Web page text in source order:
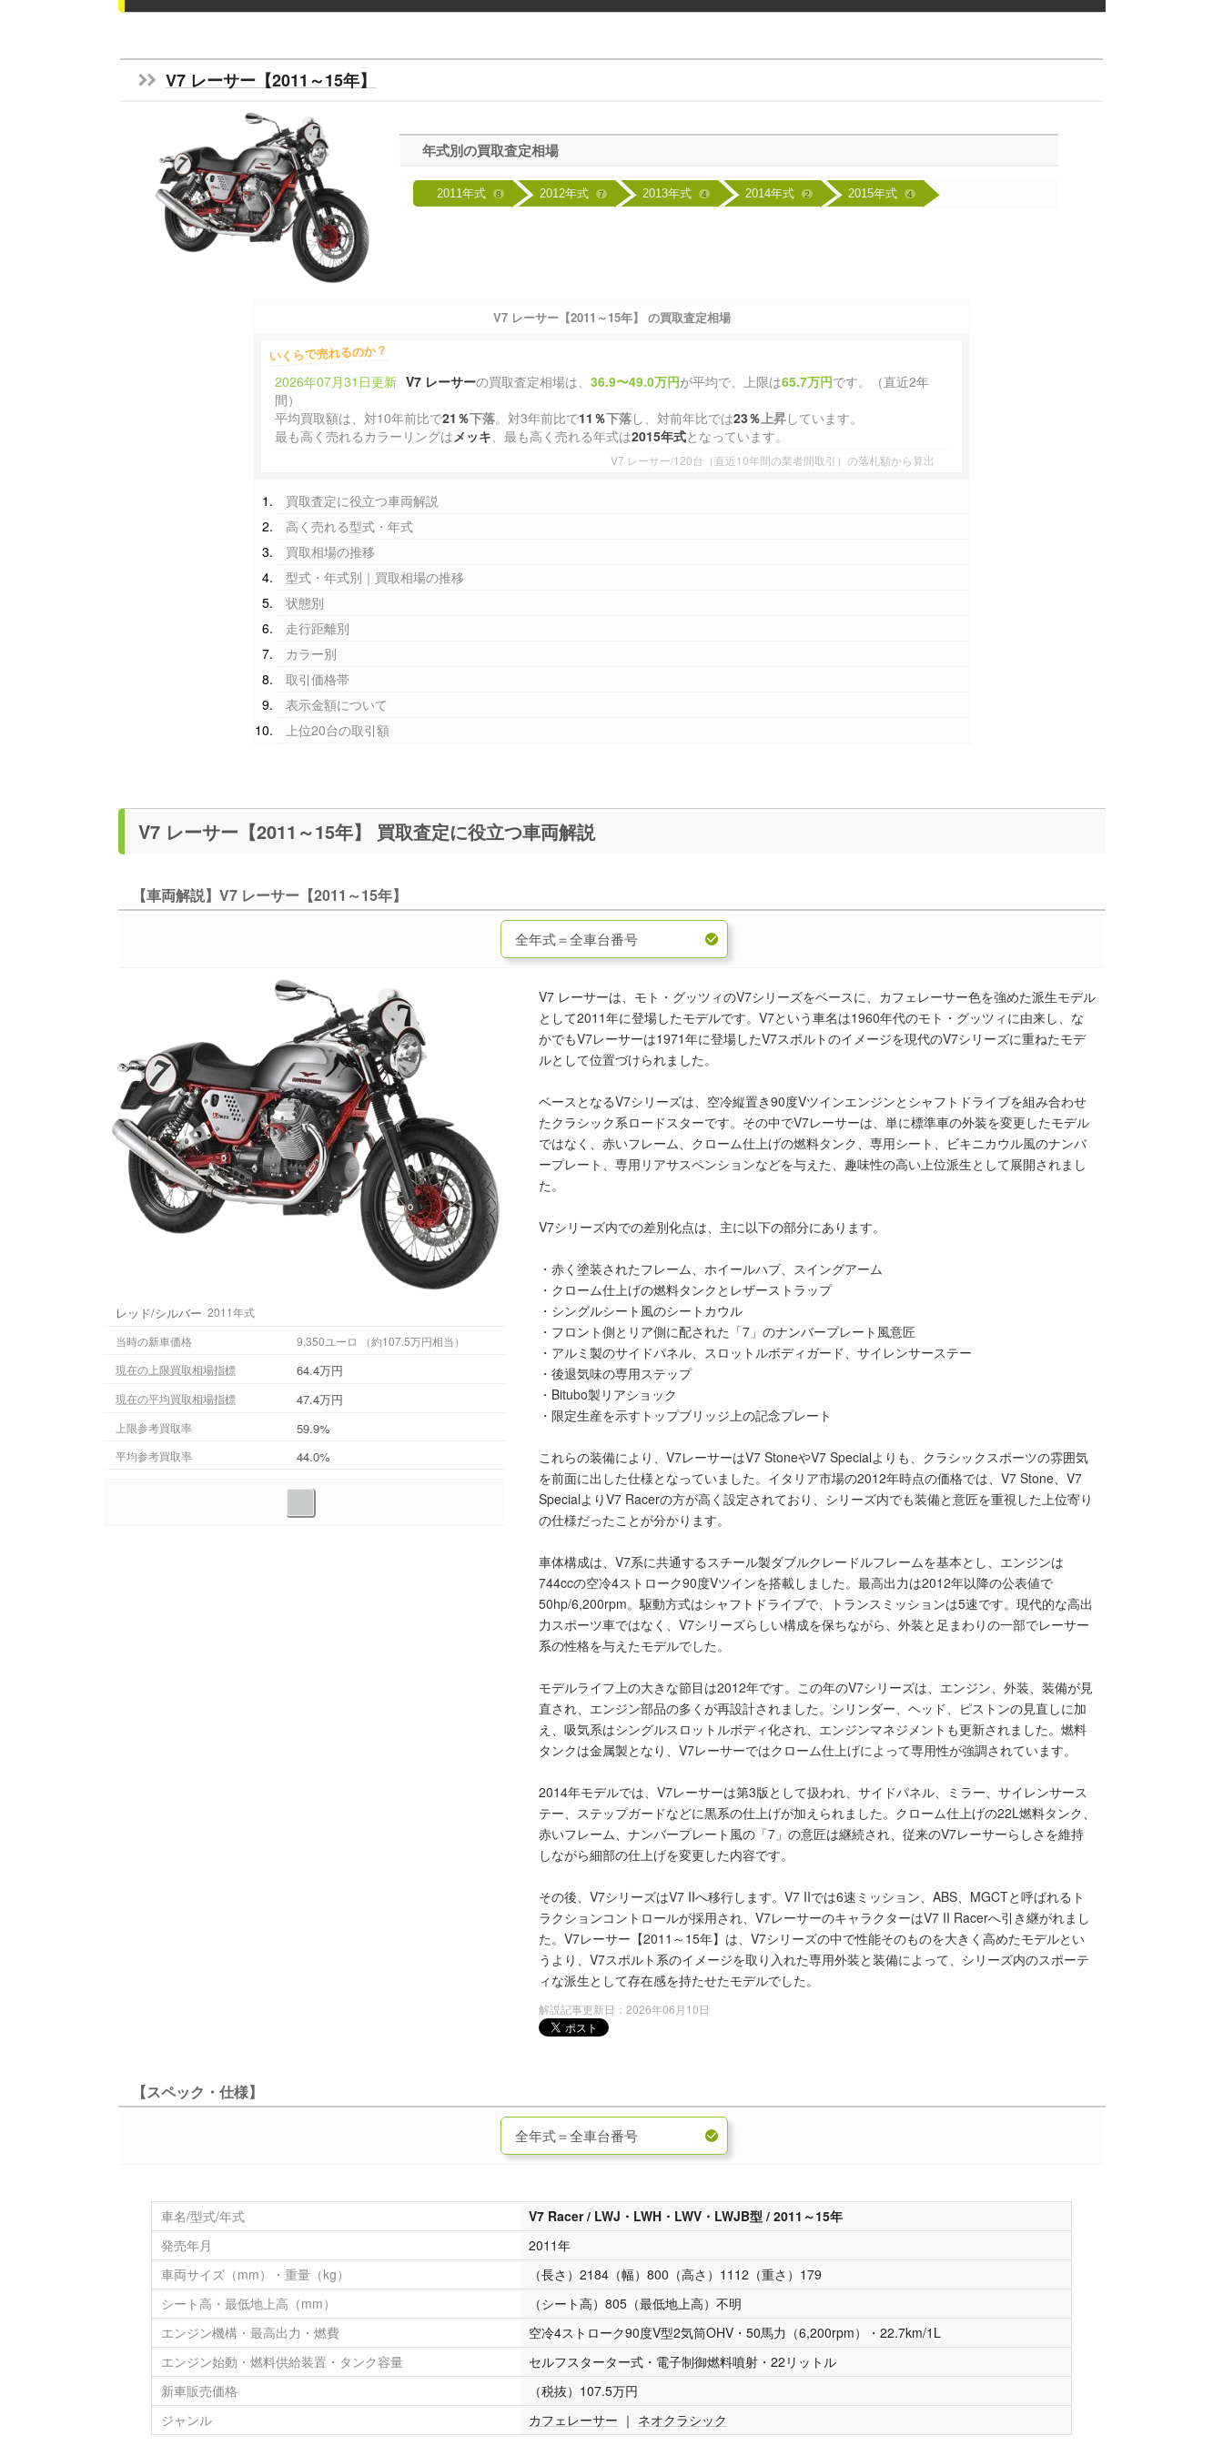
V7 レーサー【2011～15年】
年式別の買取査定相場
2011年式 8 2012年式 7 2013年式 4 2014年式 2 2015年式 4
V7 レーサー【2011～15年】 の買取査定相場
いくらで売れるのか？
2026年07月31日更新 V7 レーサーの買取査定相場は、36.9〜49.0万円が平均で、上限は65.7万円です。（直近2年
間）
平均買取額は、対10年前比で21％下落。対3年前比で11％下落し、対前年比では23％上昇しています。
最も高く売れるカラーリングはメッキ、最も高く売れる年式は2015年式となっています。
V7 レーサー/120台（直近10年間の業者間取引）の落札額から算出
買取査定に役立つ車両解説
高く売れる型式・年式
買取相場の推移
型式・年式別｜買取相場の推移
状態別
走行距離別
カラー別
取引価格帯
表示金額について
上位20台の取引額
V7 レーサー【2011～15年】 買取査定に役立つ車両解説
【車両解説】V7 レーサー【2011～15年】
レッド/シルバー 2011年式
当時の新車価格
9,350ユーロ （約107.5万円相当）
現在の上限買取相場指標
64.4万円
現在の平均買取相場指標 47.4万円
上限参考買取率 59.9%
平均参考買取率 44.0%
V7 レーサーは、モト・グッツィのV7シリーズをベースに、カフェレーサー色を強めた派生モデル
として2011年に登場したモデルです。V7という車名は1960年代のモト・グッツィに由来し、な
かでもV7レーサーは1971年に登場したV7スポルトのイメージを現代のV7シリーズに重ねたモデ
ルとして位置づけられました。
ベースとなるV7シリーズは、空冷縦置き90度Vツインエンジンとシャフトドライブを組み合わせ
たクラシック系ロードスターです。その中でV7レーサーは、単に標準車の外装を変更したモデル
ではなく、赤いフレーム、クローム仕上げの燃料タンク、専用シート、ビキニカウル風のナンバ
ープレート、専用リアサスペンションなどを与えた、趣味性の高い上位派生として展開されまし
た。
V7シリーズ内での差別化点は、主に以下の部分にあります。
・赤く塗装されたフレーム、ホイールハブ、スイングアーム
・クローム仕上げの燃料タンクとレザーストラップ
・シングルシート風のシートカウル
・フロント側とリア側に配された「7」のナンバープレート風意匠
・アルミ製のサイドパネル、スロットルボディガード、サイレンサーステー
・後退気味の専用ステップ
・Bitubo製リアショック
・限定生産を示すトップブリッジ上の記念プレート
これらの装備により、V7レーサーはV7 StoneやV7 Specialよりも、クラシックスポーツの雰囲気
を前面に出した仕様となっていました。イタリア市場の2012年時点の価格では、V7 Stone、V7
SpecialよりV7 Racerの方が高く設定されており、シリーズ内でも装備と意匠を重視した上位寄り
の仕様だったことが分かります。
車体構成は、V7系に共通するスチール製ダブルクレードルフレームを基本とし、エンジンは
744ccの空冷4ストローク90度Vツインを搭載しました。最高出力は2012年以降の公表値で
50hp/6,200rpm。駆動方式はシャフトドライブで、トランスミッションは5速です。現代的な高出
力スポーツ車ではなく、V7シリーズらしい構成を保ちながら、外装と足まわりの一部でレーサー
系の性格を与えたモデルでした。
モデルライフ上の大きな節目は2012年です。この年のV7シリーズは、エンジン、外装、装備が見
直され、エンジン部品の多くが再設計されました。シリンダー、ヘッド、ピストンの見直しに加
え、吸気系はシングルスロットルボディ化され、エンジンマネジメントも更新されました。燃料
タンクは金属製となり、V7レーサーではクローム仕上げによって専用性が強調されています。
2014年モデルでは、V7レーサーは第3版として扱われ、サイドパネル、ミラー、サイレンサース
テー、ステップガードなどに黒系の仕上げが加えられました。クローム仕上げの22L燃料タンク、
赤いフレーム、ナンバープレート風の「7」の意匠は継続され、従来のV7レーサーらしさを維持
しながら細部の仕上げを変更した内容です。
その後、V7シリーズはV7 IIへ移行します。V7 IIでは6速ミッション、ABS、MGCTと呼ばれるト
ラクションコントロールが採用され、V7レーサーのキャラクターはV7 II Racerへ引き継がれまし
た。V7レーサー【2011～15年】は、V7シリーズの中で性能そのものを大きく高めたモデルとい
うより、V7スポルト系のイメージを取り入れた専用外装と装備によって、シリーズ内のスポーテ
ィな派生として存在感を持たせたモデルでした。
解説記事更新日：2026年06月10日
【スペック・仕様】
車名/型式/年式
V7 Racer / LWJ・LWH・LWV・LWJB型 / 2011～15年
発売年月
2011年
車両サイズ（mm）・重量（kg）
（長さ）2184（幅）800（高さ）1112（重さ）179
シート高・最低地上高（mm）
（シート高）805（最低地上高）不明
エンジン機構・最高出力・燃費
空冷4ストローク90度V型2気筒OHV・50馬力（6,200rpm）・22.7km/1L
エンジン始動・燃料供給装置・タンク容量
セルフスターター式・電子制御燃料噴射・22リットル
新車販売価格
（税抜）107.5万円
ジャンル
カフェレーサー ｜ ネオクラシック